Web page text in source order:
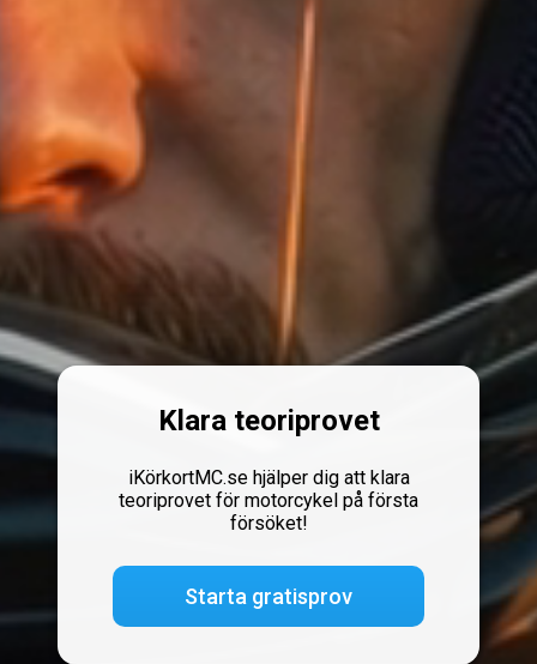
Klara teoriprovet
iKörkortMC.se hjälper dig att klara
teoriprovet för motorcykel på första
försöket!
Starta gratisprov